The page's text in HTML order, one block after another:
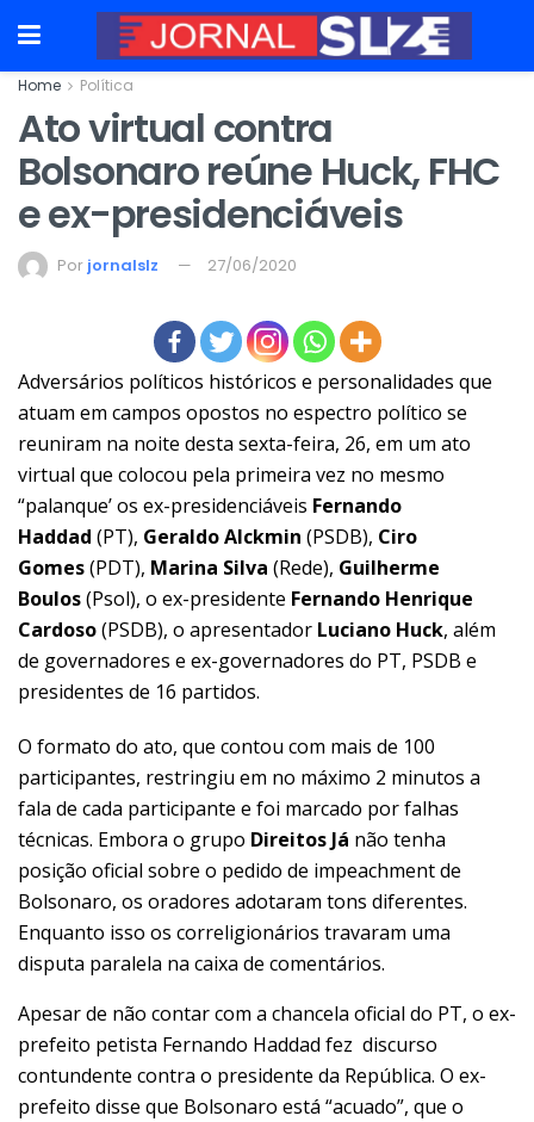
Home Política
Ato virtual contra
Bolsonaro reúne Huck, FHC
e ex-presidenciáveis
Por jornalslz 27/06/2020
Adversários políticos históricos e personalidades que
atuam em campos opostos no espectro político se
reuniram na noite desta sexta-feira, 26, em um ato
virtual que colocou pela primeira vez no mesmo
“palanque’ os ex-presidenciáveis Fernando
Haddad (PT), Geraldo Alckmin (PSDB), Ciro
Gomes(PDT), Marina Silva (Rede), Guilherme
Boulos(Psol), o ex-presidente Fernando Henrique
Cardoso(PSDB), o apresentador Luciano Huck, além
de governadores e ex-governadores do PT, PSDB e
presidentes de 16 partidos.
O formato do ato, que contou com mais de 100
participantes, restringiu em no máximo 2 minutos a
fala de cada participante e foi marcado por falhas
técnicas. Embora o grupo Direitos Já não tenha
posição oficial sobre o pedido de impeachment de
Bolsonaro, os oradores adotaram tons diferentes.
Enquanto isso os correligionários travaram uma
disputa paralela na caixa de comentários.
Apesar de não contar com a chancela oficial do PT, o ex-
prefeito petista Fernando Haddad fez discurso
contundente contra o presidente da República. O ex-
prefeito disse que Bolsonaro está “acuado”, que o